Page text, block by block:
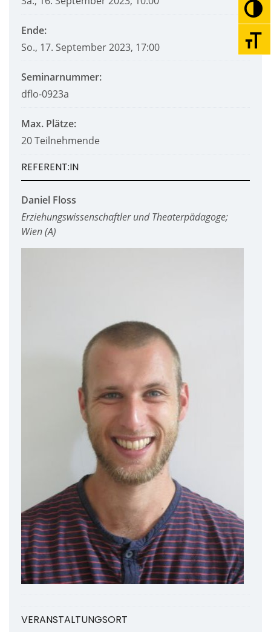
Ende:
So., 17. September 2023, 17:00
Seminarnummer:
dflo-0923a
Max. Plätze:
20 Teilnehmende
REFERENT:IN
Daniel Floss
Erziehungswissenschaftler und Theaterpädagoge;
Wien (A)
VERANSTALTUNGSORT